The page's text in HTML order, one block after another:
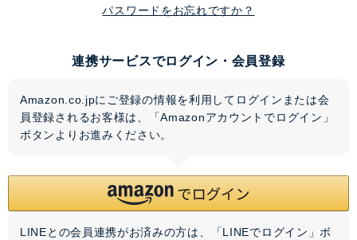
パスワードをお忘れですか？
連携サービスでログイン・会員登録
Amazon.co.jpにご登録の情報を利用してログインまたは会
員登録されるお客様は、「Amazonアカウントでログイン」
ボタンよりお進みください。
LINEとの会員連携がお済みの方は、「LINEでログイン」ボ